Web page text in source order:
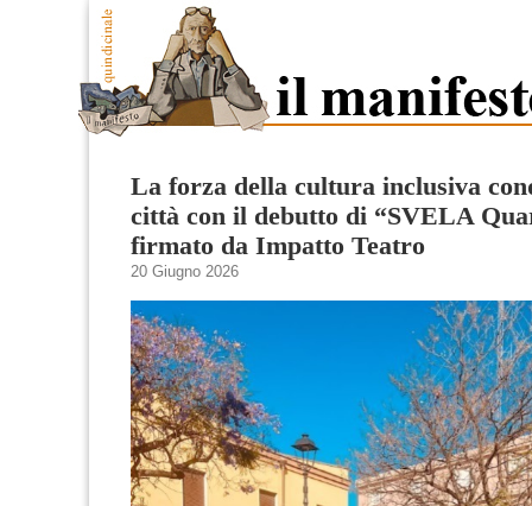
La forza della cultura inclusiva
città con il debutto di “SVELA
firmato da Impatto Teatro
20 Giugno 2026